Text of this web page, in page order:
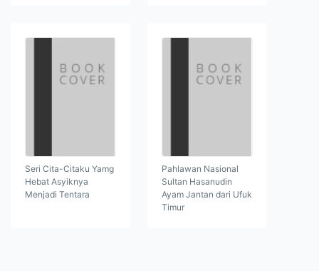
Seri Cita-Citaku Yamg
Hebat Asyiknya
Menjadi Tentara
Pahlawan Nasional
Sultan Hasanudin
Ayam Jantan dari Ufuk
Timur